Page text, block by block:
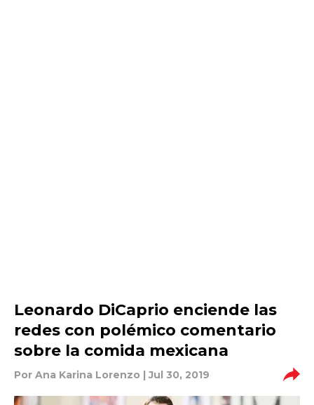
Leonardo DiCaprio enciende las
redes con polémico comentario
sobre la comida mexicana
Por Ana Karina Lorenzo | Jul 30, 2019